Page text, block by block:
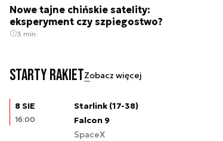
Nowe tajne chińskie satelity:
eksperyment czy szpiegostwo?
3 min.
Starty rakietZobacz więcej
8 SIE
16:00
Starlink (17-38)
Falcon 9
SpaceX